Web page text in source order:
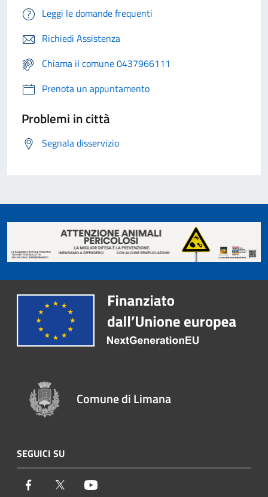
Leggi le domande frequenti
Richiedi Assistenza
Chiama il comune 0437966111
Prenota un appuntamento
Problemi in città
Segnala disservizio
Comune di Limana
SEGUICI SU
Facebook Twitter